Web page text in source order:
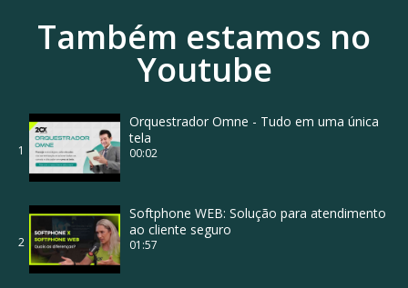
Também estamos no
Youtube
1
Orquestrador Omne - Tudo em uma única
tela
00:02
2
Softphone WEB: Solução para atendimento
ao cliente seguro
01:57